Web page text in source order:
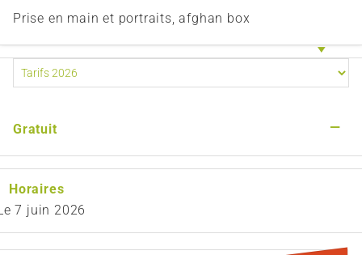
Prise en main et portraits, afghan box
Gratuit —
Horaires
7 juin 2026